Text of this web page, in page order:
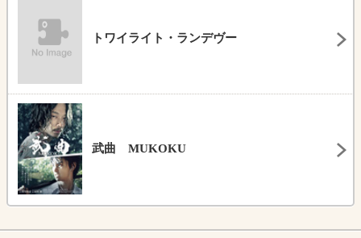
トワイライト・ランデヴー
武曲 MUKOKU